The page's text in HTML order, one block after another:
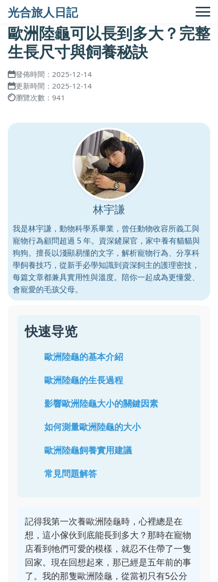
光合旅人日記
歐洲陸龜可以長到多大？完整
生長尺寸與飼養秘訣
發佈時間：2025-12-14
更新時間：2025-12-14
瀏覽次數：941
林宇謙
我是林宇謙，動物科學系畢業，曾任動物收容所義工與
寵物行為顧問超過 5 年。資深鏟屎官，家中養有貓貓與
狗狗。擅長以淺顯易懂的文字，解析寵物行為、分享科
學飼養技巧，從新手必學知識到資深飼主的護理密技，
每篇文章都兼具實用性與溫度。陪你一起成為更懂愛、
會寵愛的毛孩父母。
快速导览
歐洲陸龜的基本介紹
歐洲陸龜的生長過程
影響歐洲陸龜大小的關鍵因素
如何測量歐洲陸龜的大小
歐洲陸龜飼養實用建議
常見問題解答
記得我第一次養歐洲陸龜時，心裡總是在
想，這小傢伙到底能長到多大？那時在寵物
店看到牠們可愛的模樣，就忍不住帶了一隻
回家。現在回想起來，那已經是五年前的事
了。我的那隻歐洲陸龜，從當初只有5公分